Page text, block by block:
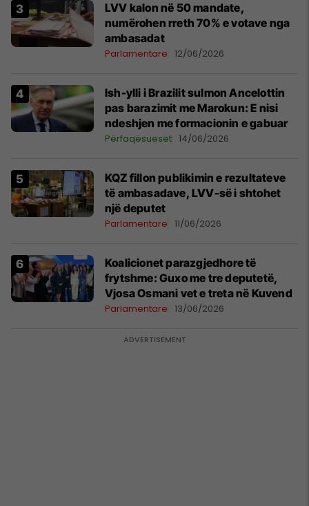
LVV kalon në 50 mandate,
numërohen rreth 70% e votave nga
ambasadat
Parlamentare 12/06/2026
Ish-ylli i Brazilit sulmon Ancelottin
pas barazimit me Marokun: E nisi
ndeshjen me formacionin e gabuar
Përfaqësueset 14/06/2026
KQZ fillon publikimin e rezultateve
të ambasadave, LVV-së i shtohet
një deputet
Parlamentare 11/06/2026
Koalicionet parazgjedhore të
frytshme: Guxo me tre deputetë,
Vjosa Osmani vet e treta në Kuvend
Parlamentare 13/06/2026